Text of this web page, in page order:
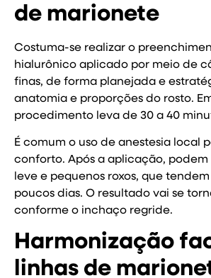
de marionete
Costuma-se realizar o
hialurônico aplicado por meio de
finas, de forma planejada e
anatomia e proporções do rosto.
procedimento leva de 30 a 40
É comum o uso de anestesia local
conforto. Após a aplicação,
leve e pequenos roxos, que
poucos dias. O resultado vai se
conforme o inchaço regride.
Harmonização
linhas de